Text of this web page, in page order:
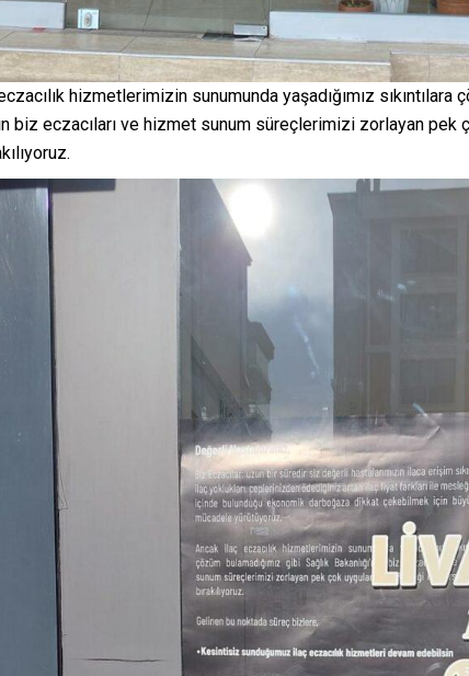
hizmetlerimizin sunumunda yaşadığımız sıkıntılara
biz eczacıları ve hizmet sunum süreçlerimizi zorlayan
Şirketi Bursa Evden Eve Nakliyat